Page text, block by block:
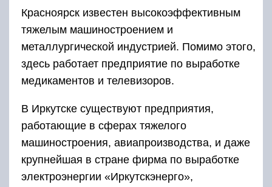
Красноярск известен высокоэффективным
тяжелым машиностроением и
металлургической индустрией. Помимо этого,
здесь работает предприятие по выработке
медикаментов и телевизоров.
В Иркутске существуют предприятия,
работающие в сферах тяжелого
машиностроения, авиапроизводства, и даже
крупнейшая в стране фирма по выработке
электроэнергии «Иркутскэнерго»,